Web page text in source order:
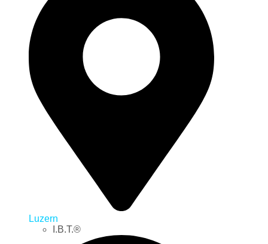
Luzern
I.B.T.®